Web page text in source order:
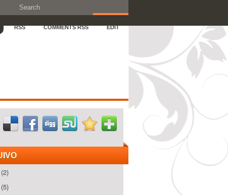
RSS COMMENTS RSS EDIT
(2)
(5)